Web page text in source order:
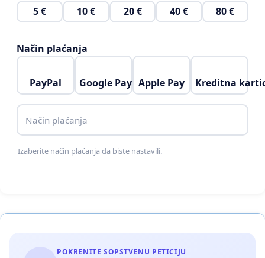
5 €
10 € 20 € 40 € 80 €
Način plaćanja
PayPal Google Pay Apple Pay Kreditna
Način plaćanja
Izaberite način plaćanja da biste nastavili.
POKRENITE SOPSTVENU PETICIJU